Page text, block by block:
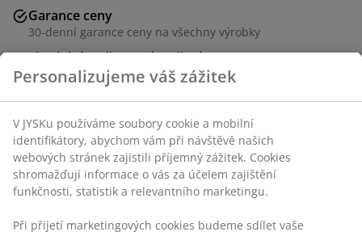
Garance ceny
30-denní garance ceny na všechny výrobky
Flexibilní možnosti doručení
Rychlá a snadná doprava podle vašich představ
100% polyester (39 % recyklováno). 45x50 cm